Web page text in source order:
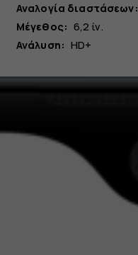
Αναλογία διαστάσεων:
Μέγεθος: 6,2 ίν.
Ανάλυση: HD+